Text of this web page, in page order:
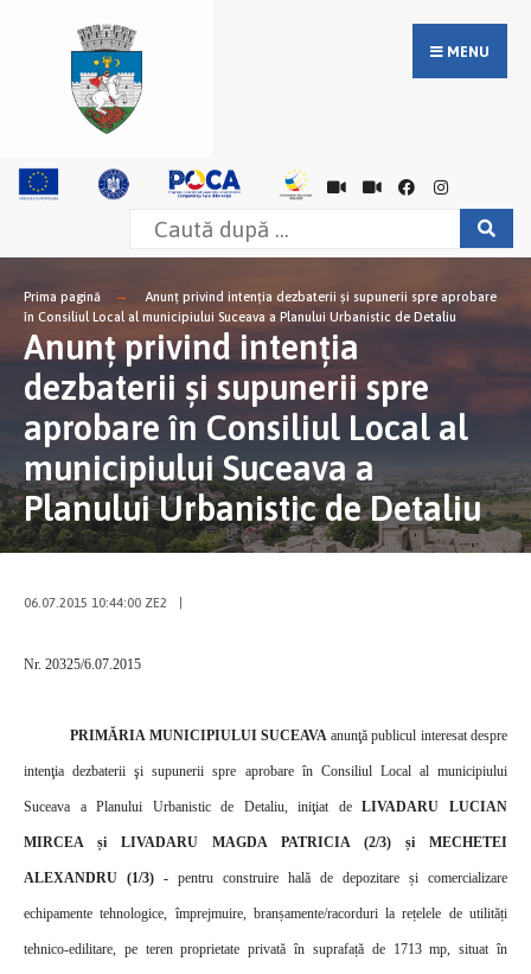
MENU
Prima pagină
Anunţ privind intenţia dezbaterii şi supunerii spre aprobare
în Consiliul Local al municipiului Suceava a Planului Urbanistic de Detaliu
Anunţ privind intenţia
dezbaterii şi supunerii spre
aprobare în Consiliul Local al
municipiului Suceava a
Planului Urbanistic de Detaliu
06.07.2015 10:44:00 ZE2
Nr. 20325/6.07.2015
PRIMĂRIA MUNICIPIULUI SUCEAVA anunţă publicul interesat despre
intenţia dezbaterii şi supunerii spre aprobare în Consiliul Local al municipiului
Suceava a Planului Urbanistic de Detaliu, iniţiat deLIVADARU LUCIAN
MIRCEA și LIVADARU MAGDA PATRICIA (2/3) și MECHETEI
ALEXANDRU (1/3) - pentru construire hală de depozitare și comercializare
echipamente tehnologice, împrejmuire, branșamente/racorduri la rețelele de utilități
tehnico-edilitare, pe teren proprietate privată în suprafață de 1713 mp, situat în